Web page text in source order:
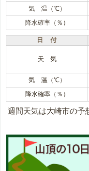
気 温（℃）
降水確率（％）
日 付
天 気
気 温（℃）
降水確率（％）
週間天気は大崎市の予